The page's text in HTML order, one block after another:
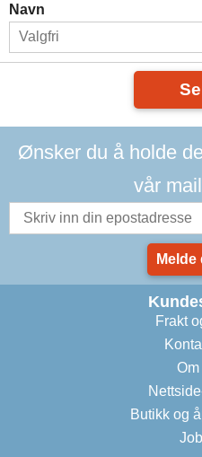
Navn
Ønsker du å holde
vår
Melde
Frakt
Butikk og